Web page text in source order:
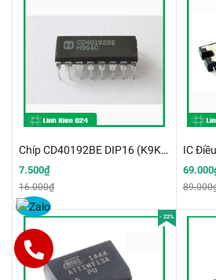
Chíp CD40192BE DIP16 (K9K20)
7.500₫
16.000₫
- 22%